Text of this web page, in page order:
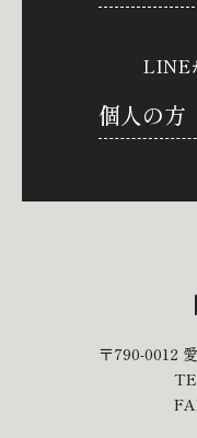
LINE
個人の方
〒790-0012